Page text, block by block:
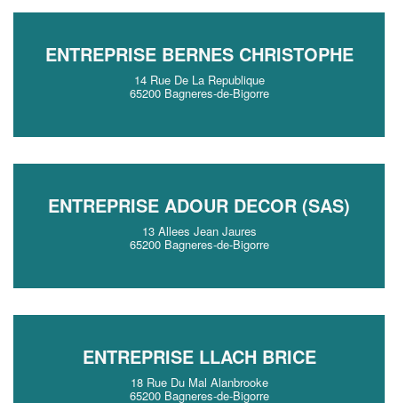
ENTREPRISE BERNES CHRISTOPHE
14 Rue De La Republique
65200 Bagneres-de-Bigorre
ENTREPRISE ADOUR DECOR (SAS)
13 Allees Jean Jaures
65200 Bagneres-de-Bigorre
ENTREPRISE LLACH BRICE
18 Rue Du Mal Alanbrooke
65200 Bagneres-de-Bigorre